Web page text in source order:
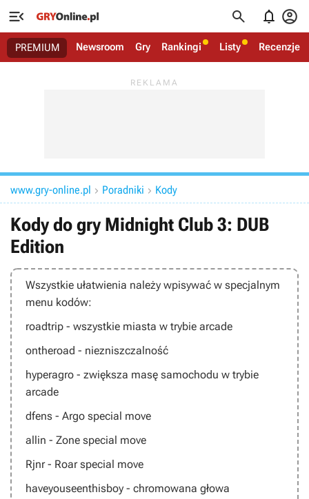
   
PREMIUM Newsroom Gry Rankingi Listy Recenzje
www.gry-online.pl  Poradniki  Kody
Kody do gry Midnight Club 3: DUB
Edition
Wszystkie ułatwienia należy wpisywać w specjalnym
menu kodów:
roadtrip - wszystkie miasta w trybie arcade
ontheroad - niezniszczalność
hyperagro - zwiększa masę samochodu w trybie
arcade
dfens - Argo special move
allin - Zone special move
Rjnr- Roar special move
haveyouseenthisboy - chromowana głowa